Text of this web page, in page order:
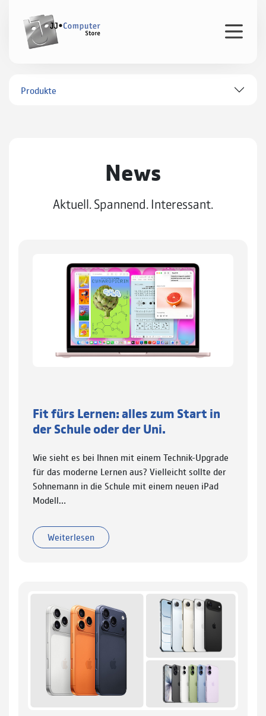
Produkte
News
Aktuell. Spannend. Interessant.
Fit fürs Lernen: alles zum Start in
der Schule oder der Uni.
Wie sieht es bei Ihnen mit einem Technik-Upgrade
für das moderne Lernen aus? Vielleicht sollte der
Sohnemann in die Schule mit einem neuen iPad
Modell…
Weiterlesen